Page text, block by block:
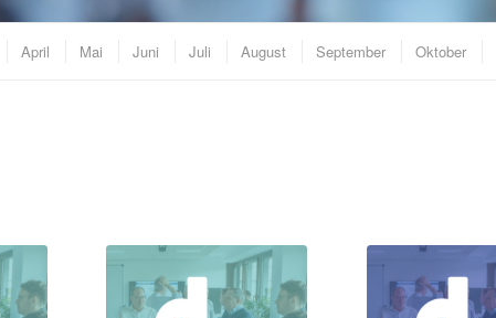
April Mai Juni Juli August September Oktober